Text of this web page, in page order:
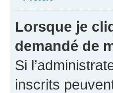
Lorsque je
demandé de
Si
inscrits